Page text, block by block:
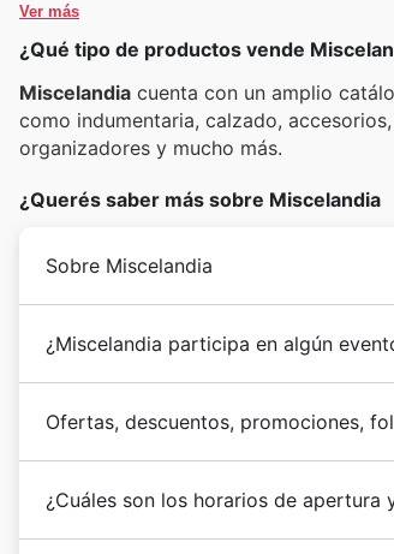
Ver más
¿Qué tipo de productos vende
Miscelandia cuenta con un amplio
como indumentaria, calzado,
organizadores y mucho más.
¿Querés saber más sobre Miscelandia
Sobre Miscelandia
¿Miscelandia participa en algún
Ofertas, descuentos, promociones,
¿Cuáles son los horarios de apertura